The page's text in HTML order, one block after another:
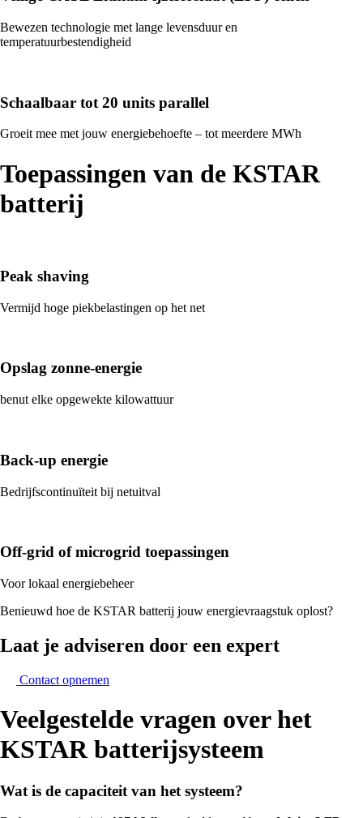
Bewezen technologie met lange levensduur en
temperatuurbestendigheid
Schaalbaar tot 20 units parallel
Groeit mee met jouw energiebehoefte – tot meerdere MWh
Toepassingen van de KSTAR
batterij
Peak shaving
Vermijd hoge piekbelastingen op het net
Opslag zonne-energie
benut elke opgewekte kilowattuur
Back-up energie
Bedrijfscontinuïteit bij netuitval
Off-grid of microgrid toepassingen
Voor lokaal energiebeheer
Benieuwd hoe de KSTAR batterij jouw energievraagstuk oplost?
Laat je adviseren door een expert
Contact opnemen
Veelgestelde vragen over het
KSTAR batterij­systeem
Wat is de capaciteit van het systeem?